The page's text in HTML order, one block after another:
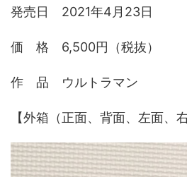
発売日 2021年4月23日
価 格 6,500円（税抜）
作 品 ウルトラマン
【外箱（正面、背面、左面、